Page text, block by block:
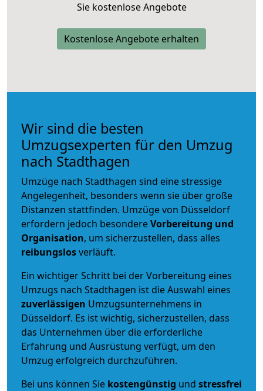
Sie kostenlose Angebote
Kostenlose Angebote erhalten
Wir sind die besten
Umzugsexperten für den Umzug
nach Stadthagen
Umzüge nach Stadthagen sind eine stressige
Angelegenheit, besonders wenn sie über große
Distanzen stattfinden. Umzüge von Düsseldorf
erfordern jedoch besondereVorbereitung und
Organisation, um sicherzustellen, dass alles
reibungslosverläuft.
Ein wichtiger Schritt bei der Vorbereitung eines
Umzugs nach Stadthagen ist die Auswahl eines
zuverlässigen Umzugsunternehmens in
Düsseldorf. Es ist wichtig, sicherzustellen, dass
das Unternehmen über die erforderliche
Erfahrung und Ausrüstung verfügt, um den
Umzug erfolgreich durchzuführen.
Bei uns können Sie kostengünstig und stressfrei